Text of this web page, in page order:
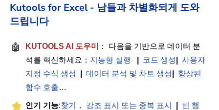
Kutools for Excel - 남들과 차별화되게 도와
드립니다
🤖 KUTOOLS AI 도우미
： 다음을 기반으로 데이터 분
석를 혁신하세요： 지능형 실행 코드 생성
사용자
지정 수식 생성
데이터 분석 및 차트 생성
향상된
함수 호출…
인기 기능:찾기， 강조 표시 또는 중복 표시
빈 행